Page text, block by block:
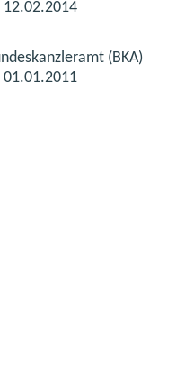
12.02.2014
(BKA)
01.01.2011